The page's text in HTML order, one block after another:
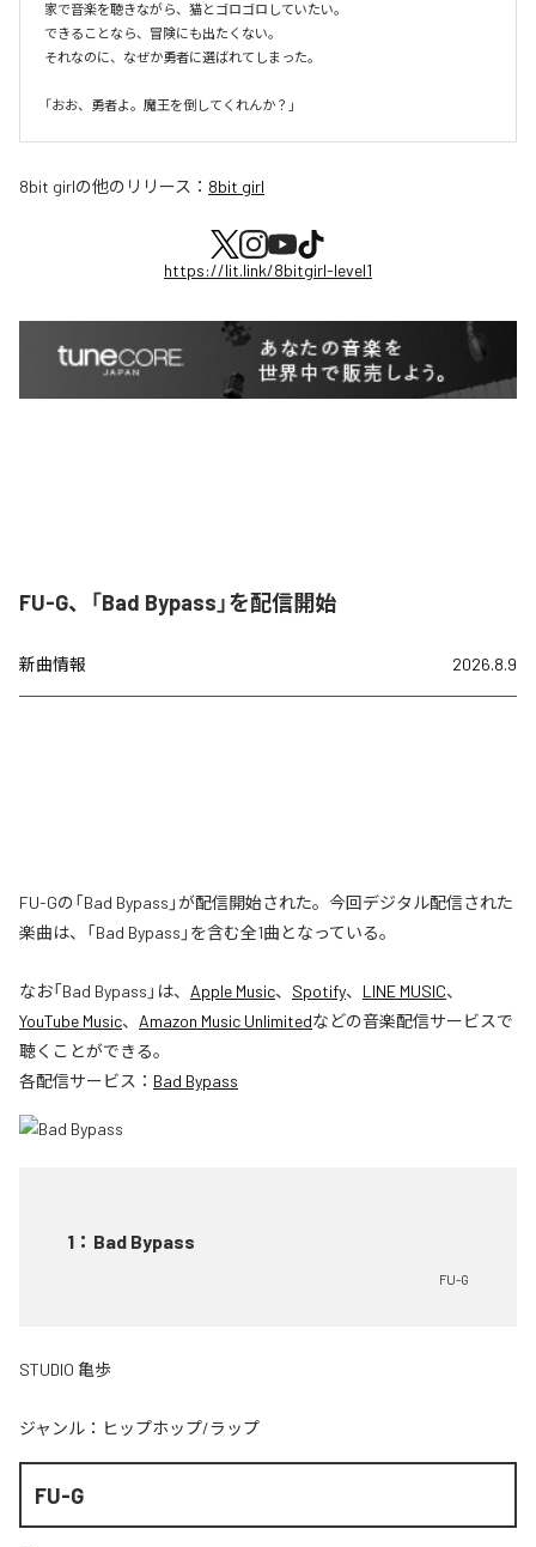
家で音楽を聴きながら、猫とゴロゴロしていたい。
できることなら、冒険にも出たくない。
それなのに、なぜか勇者に選ばれてしまった。
8bit girlの他のリリース： 8bit girl
https://lit.link/8bitgirl-level1
FU-G、「Bad Bypass」を配信開始
新曲情報 2026.8.9
FU-Gの「Bad Bypass」が配信開始された。今回デジタル配信された
楽曲は、「Bad Bypass」を含む全1曲となっている。
なお「Bad Bypass 」は、 Apple Music、 Spotify、 LINE MUSIC、
YouTube Music、 Amazon Music Unlimitedなどの音楽配信サービスで
聴くことができる。
各配信サービス： Bad Bypass
1 ： Bad Bypass
FU-G
STUDIO 亀歩
ジャンル： ヒップホップ/ラップ
FU-G